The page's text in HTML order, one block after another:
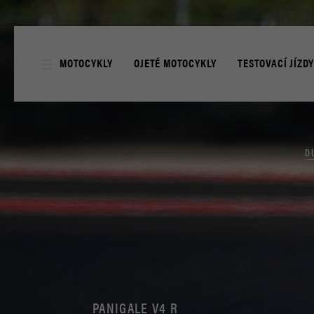
MOTOCYKLY OJETÉ MOTOCYKLY TESTOVACÍ JÍZDY
PANIGALE V4 R